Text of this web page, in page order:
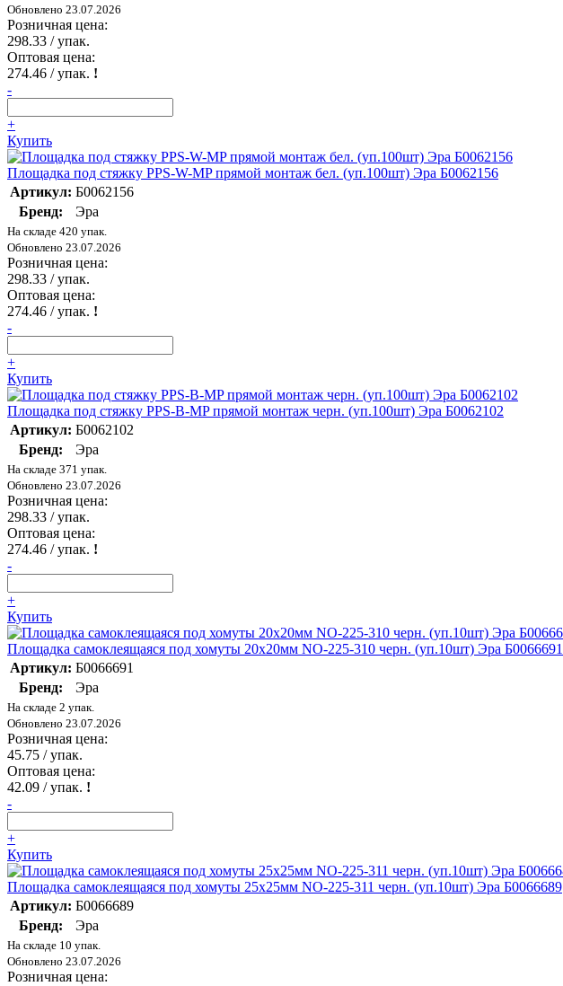
Обновлено 23.07.2026
Розничная цена:
298.33 / упак.
Оптовая цена:
274.46 / упак. !
-
+
Купить
Площадка под стяжку PPS-W-MP прямой монтаж бел. (уп.100шт) Эра Б0062156
Артикул: Б0062156
Бренд:
Эра
На складе 420 упак.
Обновлено 23.07.2026
Розничная цена:
298.33 / упак.
Оптовая цена:
274.46 / упак. !
-
+
Купить
Площадка под стяжку PPS-B-MP прямой монтаж черн. (уп.100шт) Эра Б0062102
Артикул: Б0062102
Бренд:
Эра
На складе 371 упак.
Обновлено 23.07.2026
Розничная цена:
298.33 / упак.
Оптовая цена:
274.46 / упак. !
-
+
Купить
Площадка самоклеящаяся под хомуты 20х20мм NO-225-310 черн. (уп.10шт) Эра Б0066691
Артикул: Б0066691
Бренд:
Эра
На складе 2 упак.
Обновлено 23.07.2026
Розничная цена:
45.75 / упак.
Оптовая цена:
42.09 / упак. !
-
+
Купить
Площадка самоклеящаяся под хомуты 25х25мм NO-225-311 черн. (уп.10шт) Эра Б0066689
Артикул: Б0066689
Бренд:
Эра
На складе 10 упак.
Обновлено 23.07.2026
Розничная цена: